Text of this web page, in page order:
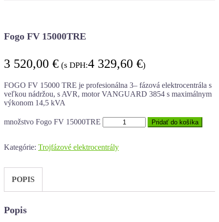
Fogo FV 15000TRE
3 520,00 € (s DPH:4 329,60 €)
FOGO FV 15000 TRE je profesionálna 3– fázová elektrocentrála s
veľkou nádržou, s AVR, motor VANGUARD 3854 s maximálnym
výkonom 14,5 kVA
množstvo Fogo FV 15000TRE Pridať do košíka
Kategórie: Trojfázové elektrocentrály
POPIS
Popis